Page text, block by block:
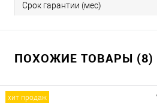
Срок гарантии (мес)
ПОХОЖИЕ ТОВАРЫ (8)
хит продаж